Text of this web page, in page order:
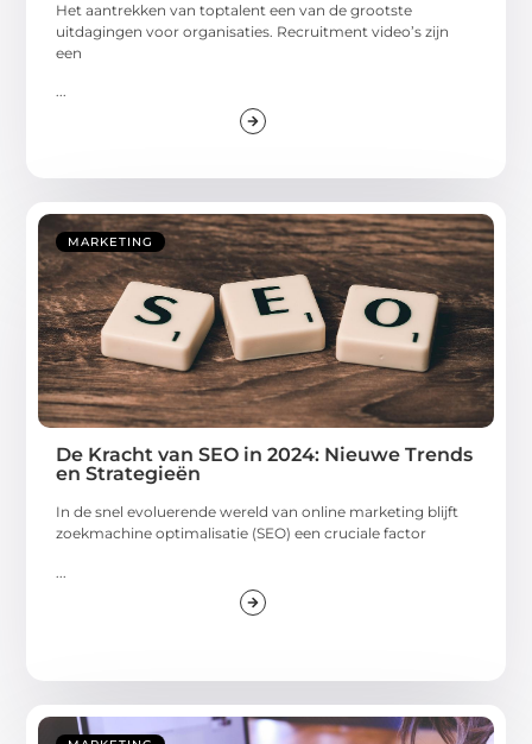
Het aantrekken van toptalent een van de grootste
uitdagingen voor organisaties. Recruitment video’s zijn
een
...
MARKETING
De Kracht van SEO in 2024: Nieuwe Trends
en Strategieën
In de snel evoluerende wereld van online marketing blijft
zoekmachine optimalisatie (SEO) een cruciale factor